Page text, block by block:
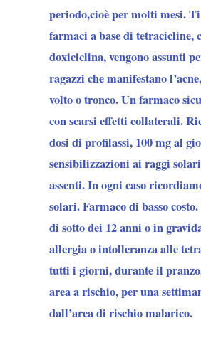
periodo,cioè per molti mesi.
farmaci a base di tetracicline,
doxiciclina, vengono assunti
ragazzi che manifestano
volto o tronco. Un farmaco
con scarsi effetti collaterali.
dosi di profilassi, 100 mg al
sensibilizzazioni ai raggi
assenti. In ogni caso
solari. Farmaco di basso
di sotto dei 12 anni o in
allergia o intolleranza alle
tutti i giorni, durante il
area a rischio, per una
dall’area di rischio malarico.